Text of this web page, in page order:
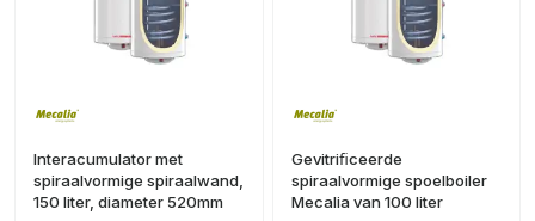
Interacumulator met
spiraalvormige spiraalwand,
150 liter, diameter 520mm
Gevitriﬁceerde
spiraalvormige spoelboiler
Mecalia van 100 liter